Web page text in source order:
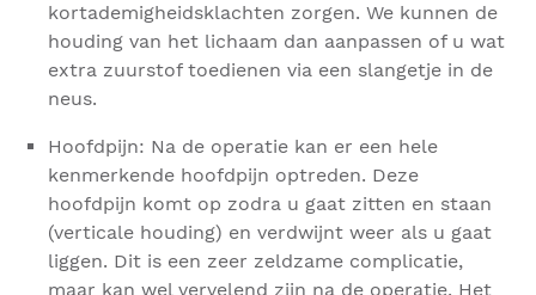
kortademigheidsklachten zorgen. We kunnen de
houding van het lichaam dan aanpassen of u wat
extra zuurstof toedienen via een slangetje in de
neus.
Hoofdpijn: Na de operatie kan er een hele
kenmerkende hoofdpijn optreden. Deze
hoofdpijn komt op zodra u gaat zitten en staan
(verticale houding) en verdwijnt weer als u gaat
liggen. Dit is een zeer zeldzame complicatie,
maar kan wel vervelend zijn na de operatie. Het